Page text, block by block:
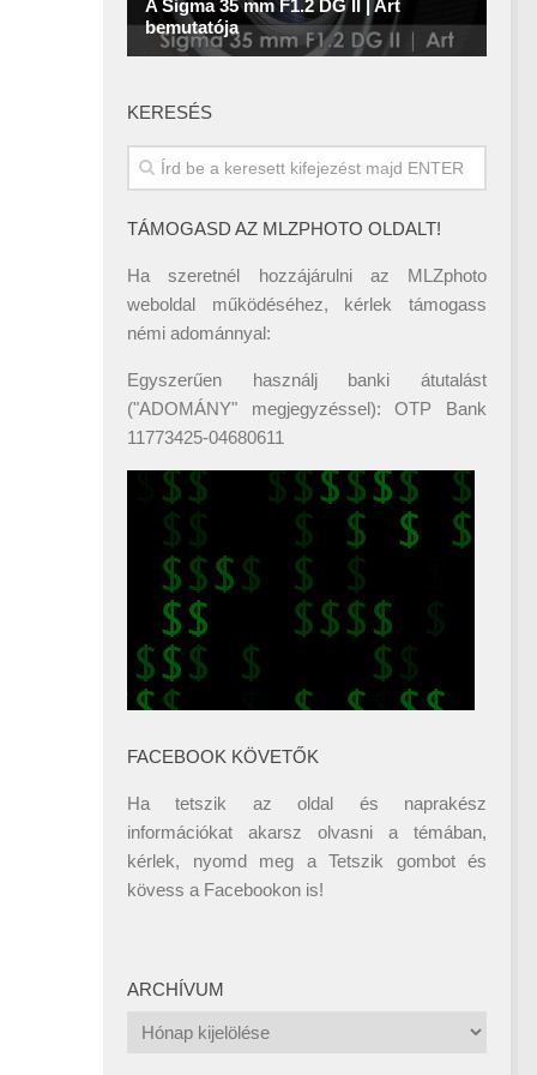
KERESÉS
TÁMOGASD AZ MLZPHOTO OLDALT!
Ha szeretnél hozzájárulni az MLZphoto
weboldal működéséhez, kérlek támogass
némi adománnyal:
Egyszerűen használj banki átutalást
("ADOMÁNY" megjegyzéssel): OTP Bank
11773425-04680611
FACEBOOK KÖVETŐK
Ha tetszik az oldal és naprakész
információkat akarsz olvasni a témában,
kérlek, nyomd meg a Tetszik gombot és
kövess a Facebookon is!
ARCHÍVUM
Archívum